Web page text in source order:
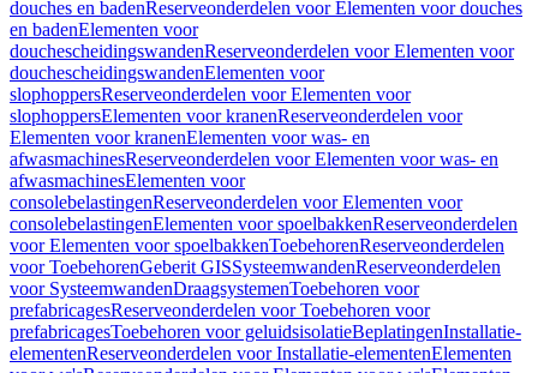
douches en badenReserveonderdelen voor Elementen voor douches
en badenElementen voor
douchescheidingswandenReserveonderdelen voor Elementen voor
douchescheidingswandenElementen voor
slophoppersReserveonderdelen voor Elementen voor
slophoppersElementen voor kranenReserveonderdelen voor
Elementen voor kranenElementen voor was- en
afwasmachinesReserveonderdelen voor Elementen voor was- en
afwasmachinesElementen voor
consolebelastingenReserveonderdelen voor Elementen voor
consolebelastingenElementen voor spoelbakkenReserveonderdelen
voor Elementen voor spoelbakkenToebehorenReserveonderdelen
voor ToebehorenGeberit GISSysteemwandenReserveonderdelen
voor SysteemwandenDraagsystemenToebehoren voor
prefabricagesReserveonderdelen voor Toebehoren voor
prefabricagesToebehoren voor geluidsisolatieBeplatingenInstallatie-
elementenReserveonderdelen voor Installatie-elementenElementen